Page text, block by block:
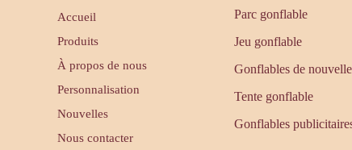
Accueil
Produits
À propos de nous
Personnalisation
Nouvelles
Nous contacter
Parc gonflable
Jeu gonflable
Gonflables de
Tente gonflable
Gonflables